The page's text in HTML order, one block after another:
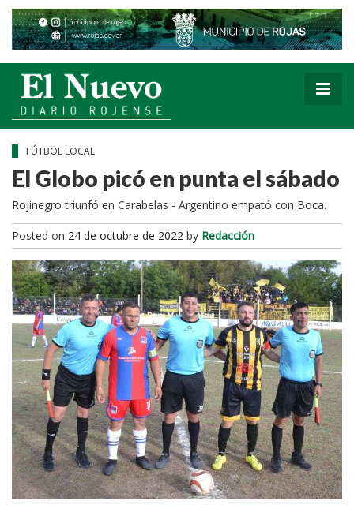
FÚTBOL LOCAL
El Globo picó en punta el sábado
Rojinegro triunfó en Carabelas - Argentino empató con Boca.
Posted on 24 de octubre de 2022 by Redacción